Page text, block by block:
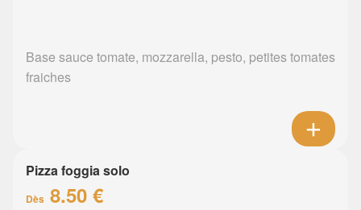
Base sauce tomate, mozzarella, pesto, petites tomates
fraiches
Pizza foggia solo
Dès 8.50 €